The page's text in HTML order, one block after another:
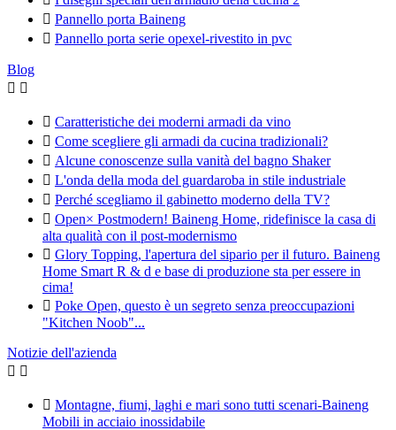
 Pannello porta Baineng
 Pannello porta serie opexel-rivestito in pvc
Blog
 
 Caratteristiche dei moderni armadi da vino
 Come scegliere gli armadi da cucina tradizionali?
 Alcune conoscenze sulla vanità del bagno Shaker
 L'onda della moda del guardaroba in stile industriale
 Perché scegliamo il gabinetto moderno della TV?
 Open× Postmodern! Baineng Home, ridefinisce la casa di
alta qualità con il post-modernismo
 Glory Topping, l'apertura del sipario per il futuro. Baineng
Home Smart R & d e base di produzione sta per essere in
cima!
 Poke Open, questo è un segreto senza preoccupazioni
"Kitchen Noob"...
Notizie dell'azienda
 
 Montagne, fiumi, laghi e mari sono tutti scenari-Baineng
Mobili in acciaio inossidabile